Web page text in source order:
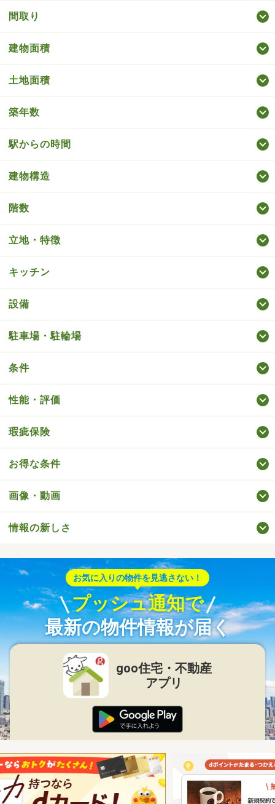
間取り
建物面積
土地面積
築年数
駅からの時間
建物構造
階数
立地・特徴
キッチン
設備
駐車場・駐輪場
条件
性能・評価
瑕疵保険
お得な条件
画像・動画
情報の新しさ
お気に入りの物件を見逃さない！
プッシュ通知で
最新の物件情報が届く
goo住宅・不動産
アプリ